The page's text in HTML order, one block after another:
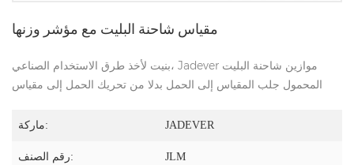
مقياس شاحنة البليت مع مؤشر وزنها
بنيت لأخذ طرق الاستخدام الصناعي، Jadever موازين شاحنة البليت
المحمول جلب المقياس إلى الحمل بدلا من تحريك الحمل إلى مقياس
ماركة: JADEVER
رقم الصنف: JLM